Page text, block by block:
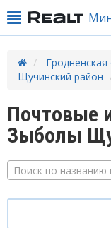
Щучинский район
Почтовые
Зыболы
Поиск по названию